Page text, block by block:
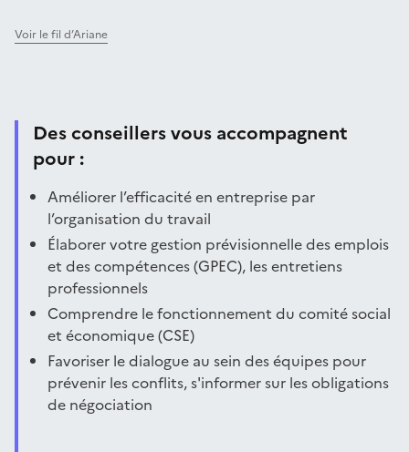
Voir le fil d’Ariane
Des conseillers vous accompagnent
pour :
Améliorer l’efficacité en entreprise par
l’organisation du travail
Élaborer votre gestion prévisionnelle des emplois
et des compétences (GPEC), les entretiens
professionnels
Comprendre le fonctionnement du comité social
et économique (CSE)
Favoriser le dialogue au sein des équipes pour
prévenir les conflits, s'informer sur les obligations
de négociation